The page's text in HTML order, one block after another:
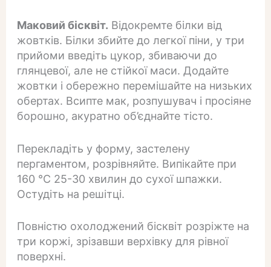
Маковий бісквіт. Відокремте білки від
жовтків. Білки збийте до легкої піни, у три
прийоми введіть цукор, збиваючи до
глянцевої, але не стійкої маси. Додайте
жовтки і обережно перемішайте на низьких
обертах. Всипте мак, розпушувач і просіяне
борошно, акуратно об’єднайте тісто.
Перекладіть у форму, застелену
пергаментом, розрівняйте. Випікайте при
160 °C 25-30 хвилин до сухої шпажки.
Остудіть на решітці.
Повністю охолоджений бісквіт розріжте на
три коржі, зрізавши верхівку для рівної
поверхні.